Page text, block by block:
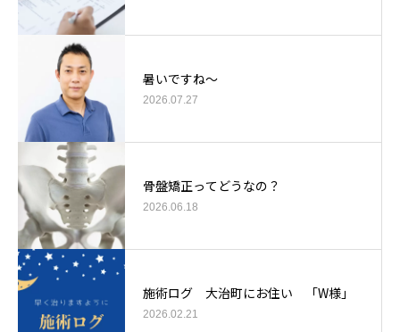
暑いですね〜
2026.07.27
骨盤矯正ってどうなの？
2026.06.18
施術ログ 大治町にお住い 「W様」
2026.02.21